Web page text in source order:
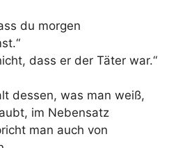
du morgen
dass er der Täter war.“
dessen, was man weiß,
im Nebensatz
man auch von